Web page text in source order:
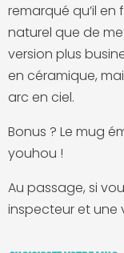
remarqué qu’il
naturel que de
version plus
en céramique,
arc en ciel.
Bonus ? Le mug
youhou !
Au passage, si
inspecteuret une